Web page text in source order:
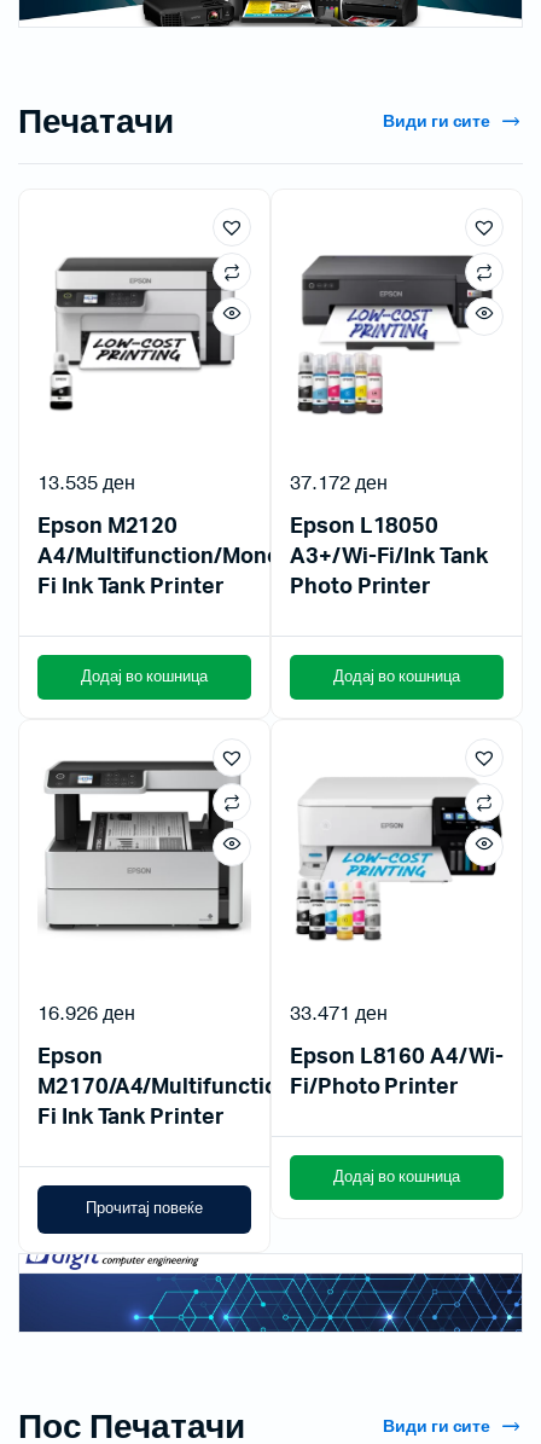
Печатачи Види ги сите
Epson M2120
A4/Multifunction/Mono/Wi-
Fi Ink Tank Printer
13.535ден
Додај во кошница
Epson L18050
A3+/Wi-Fi/Ink Tank
Photo Printer
37.172ден
Додај во кошница
Epson
M2170/A4/Multifunction/Mono/Wi-
Fi Ink Tank Printer
16.926ден
Прочитај повеќе
Epson L8160 A4/Wi-
Fi/Photo Printer
33.471 ден
Додај во кошница
Пос Печатачи Види ги сите